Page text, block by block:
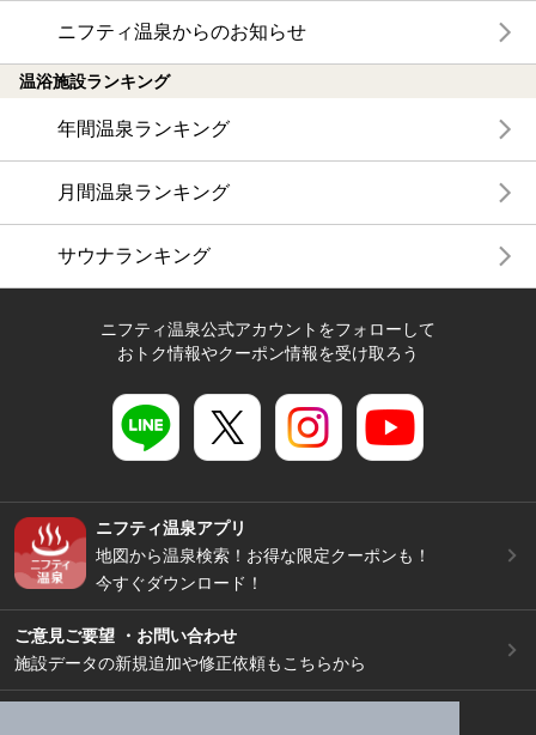
ニフティ温泉からのお知らせ
温浴施設ランキング
年間温泉ランキング
月間温泉ランキング
サウナランキング
ニフティ温泉公式アカウントをフォローして
おトク情報やクーポン情報を受け取ろう
ニフティ温泉アプリ
地図から温泉検索！お得な限定クーポンも！
今すぐダウンロード！
ご意見ご要望 ・お問い合わせ
施設データの新規追加や修正依頼もこちらから